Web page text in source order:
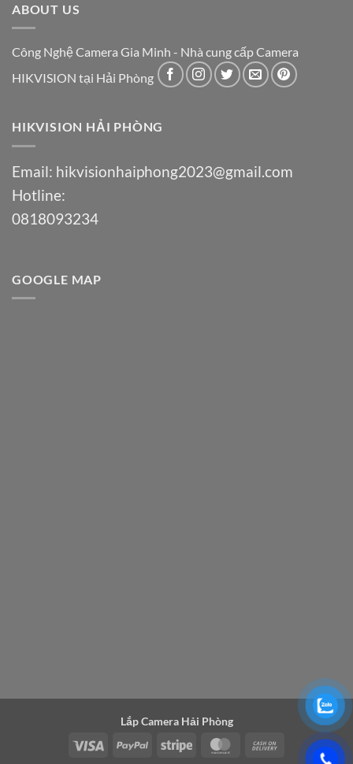
ABOUT US
Công Nghệ Camera Gia Minh - Nhà cung cấp Camera
HIKVISION tại Hải Phòng
HIKVISION HẢI PHÒNG
Email: hikvisionhaiphong2023@gmail.com
Hotline:
0818093234
GOOGLE MAP
Lắp Camera Hải Phòng
Visa
PayPal Stripe MasterCardCash